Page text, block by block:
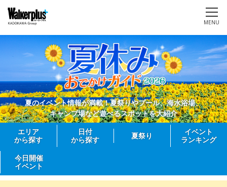
MENU
夏のイベント情報が満載！夏祭りやプール、海水浴場、
キャンプ場など遊べるスポットを大紹介
エリア
から探す
日付
から探す
夏祭り
イベント
ランキング
今日開催
イベント